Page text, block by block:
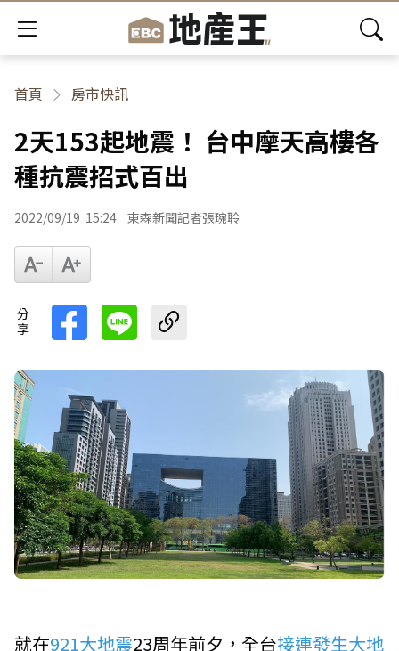
首頁 房市快訊
2天153起地震！ 台中摩天高樓各
種抗震招式百出
2022/09/19 15:24 東森新聞記者張琬聆
分享
就在921大地震23周年前夕，全台接連發生大地